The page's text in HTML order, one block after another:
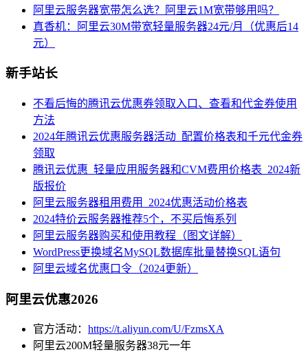
阿里云服务器宽带怎么选？阿里云1M宽带够用吗？
真香机：阿里云30M带宽轻量服务器24元/月（优惠后14
元）
新手站长
不看后悔的腾讯云优惠券领取入口、查看和代金券使用
方法
2024年腾讯云优惠服务器活动_配置价格表和千元代金券
领取
腾讯云优惠_轻量应用服务器和CVM费用价格表_2024新
版报价
阿里云服务器租用费用_2024优惠活动价格表
2024特价云服务器推荐5个，不买后悔系列
阿里云服务器购买和使用教程（图文详解）
WordPress更换域名MySQL数据库批量替换SQL语句
阿里云域名优惠口令（2024更新）
阿里云优惠2026
官方活动： https://t.aliyun.com/U/FzmsXA
阿里云200M轻量服务器38元一年